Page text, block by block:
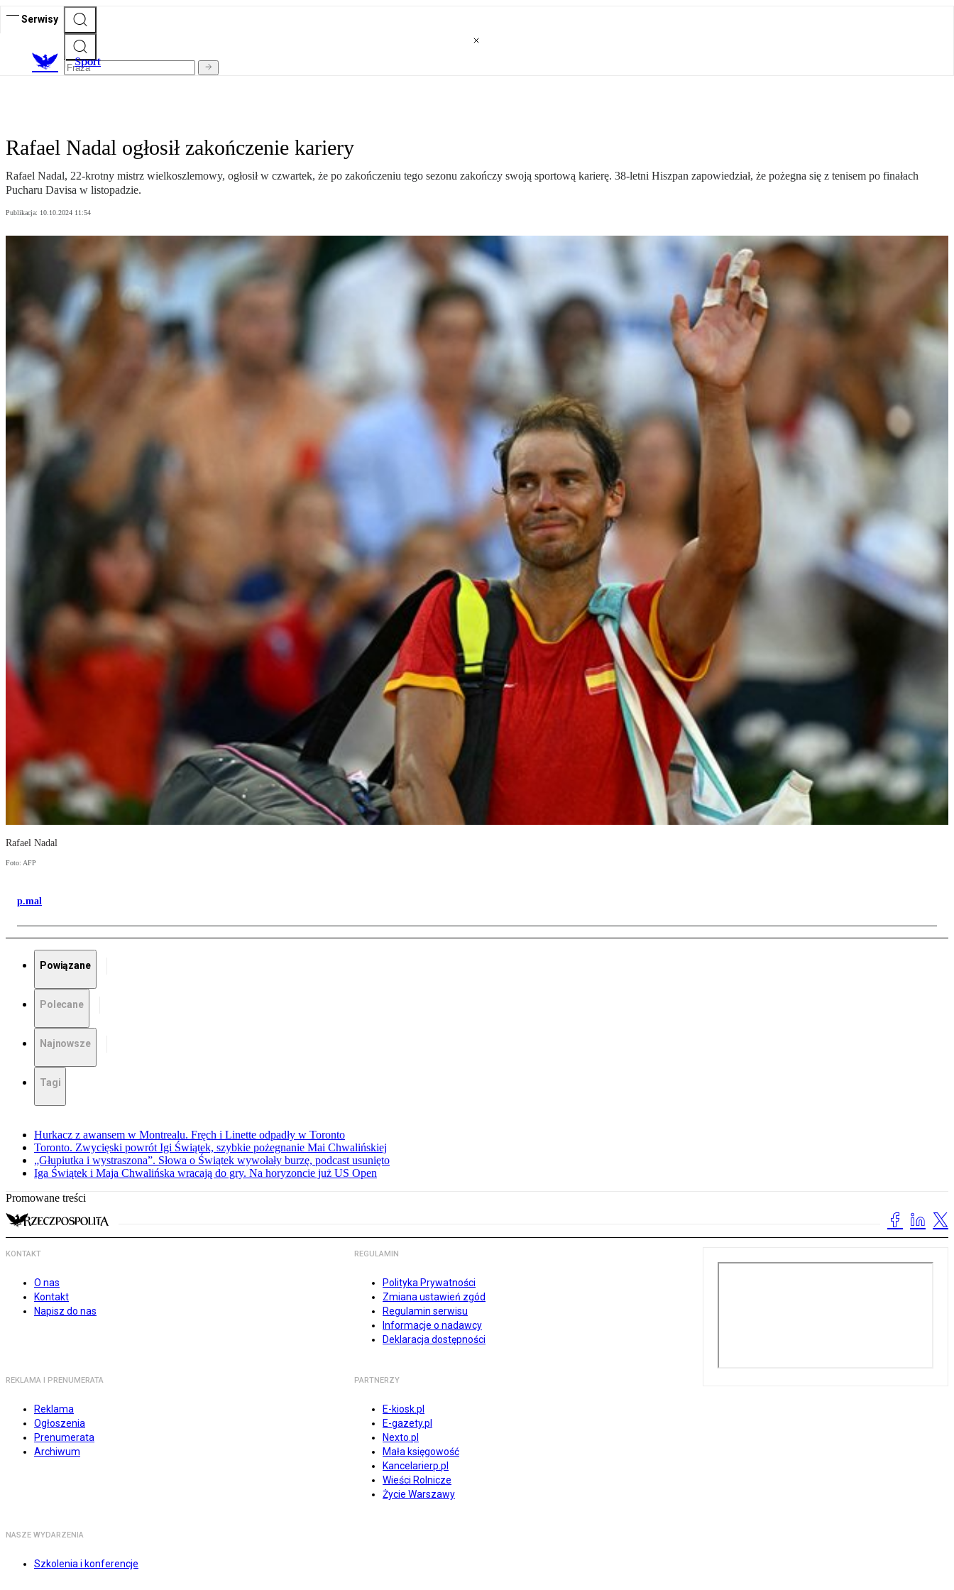
Serwisy
Sport
Rafael Nadal ogłosił zakończenie kariery
Rafael Nadal, 22-krotny mistrz wielkoszlemowy, ogłosił w czwartek, że po zakończeniu tego sezonu zakończy swoją sportową karierę. 38-letni Hiszpan zapowiedział, że pożegna się z tenisem po finałach
Pucharu Davisa w listopadzie.
Publikacja: 10.10.2024 11:54
Rafael Nadal
Foto: AFP
p.mal
Powiązane
Polecane
Najnowsze
Tagi
Hurkacz z awansem w Montrealu. Fręch i Linette odpadły w Toronto
Toronto. Zwycięski powrót Igi Świątek, szybkie pożegnanie Mai Chwalińskiej
„Głupiutka i wystraszona”. Słowa o Świątek wywołały burzę, podcast usunięto
Iga Świątek i Maja Chwalińska wracają do gry. Na horyzoncie już US Open
Promowane treści
KONTAKT
O nas
Kontakt
Napisz do nas
REGULAMIN
Polityka Prywatności
Zmiana ustawień zgód
Regulamin serwisu
Informacje o nadawcy
Deklaracja dostępności
REKLAMA I PRENUMERATA
Reklama
Ogłoszenia
Prenumerata
Archiwum
PARTNERZY
E-kiosk.pl
E-gazety.pl
Nexto.pl
Mała księgowość
Kancelarierp.pl
Wieści Rolnicze
Życie Warszawy
NASZE WYDARZENIA
Szkolenia i konferencje